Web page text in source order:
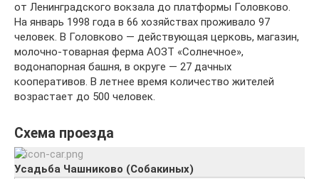
от Ленинградского вокзала до платформы Головково.
На январь 1998 года в 66 хозяйствах проживало 97
человек. В Головково — действующая церковь, магазин,
молочно-товарная ферма АОЗТ «Солнечное»,
водонапорная башня, в округе — 27 дачных
кооперативов. В летнее время количество жителей
возрастает до 500 человек.
Схема проезда
Усадьба Чашниково (Собакиных)